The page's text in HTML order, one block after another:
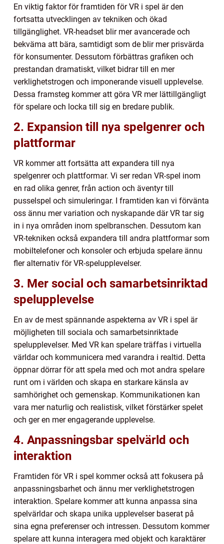
En viktig faktor för framtiden för VR i spel är den
fortsatta utvecklingen av tekniken och ökad
tillgänglighet. VR-headset blir mer avancerade och
bekväma att bära, samtidigt som de blir mer prisvärda
för konsumenter. Dessutom förbättras grafiken och
prestandan dramatiskt, vilket bidrar till en mer
verklighetstrogen och imponerande visuell upplevelse.
Dessa framsteg kommer att göra VR mer lättillgängligt
för spelare och locka till sig en bredare publik.
2. Expansion till nya spelgenrer och
plattformar
VR kommer att fortsätta att expandera till nya
spelgenrer och plattformar. Vi ser redan VR-spel inom
en rad olika genrer, från action och äventyr till
pusselspel och simuleringar. I framtiden kan vi förvänta
oss ännu mer variation och nyskapande där VR tar sig
in i nya områden inom spelbranschen. Dessutom kan
VR-tekniken också expandera till andra plattformar som
mobiltelefoner och konsoler och erbjuda spelare ännu
fler alternativ för VR-spelupplevelser.
3. Mer social och samarbetsinriktad
spelupplevelse
En av de mest spännande aspekterna av VR i spel är
möjligheten till sociala och samarbetsinriktade
spelupplevelser. Med VR kan spelare träffas i virtuella
världar och kommunicera med varandra i realtid. Detta
öppnar dörrar för att spela med och mot andra spelare
runt om i världen och skapa en starkare känsla av
samhörighet och gemenskap. Kommunikationen kan
vara mer naturlig och realistisk, vilket förstärker spelet
och ger en mer engagerande upplevelse.
4. Anpassningsbar spelvärld och
interaktion
Framtiden för VR i spel kommer också att fokusera på
anpassningsbarhet och ännu mer verklighetstrogen
interaktion. Spelare kommer att kunna anpassa sina
spelvärldar och skapa unika upplevelser baserat på
sina egna preferenser och intressen. Dessutom kommer
spelare att kunna interagera med objekt och karaktärer